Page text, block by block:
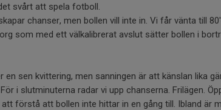
svårt att spela fotboll.
chanser, men bollen vill inte in. Vi får vänta till
som med ett välkalibrerat avslut sätter bollen i
sen kvittering, men sanningen är att känslan lika
i slutminuterna radar vi upp chanserna. Frilägen.
förstå att bollen inte hittar in en gång till. Ibland är